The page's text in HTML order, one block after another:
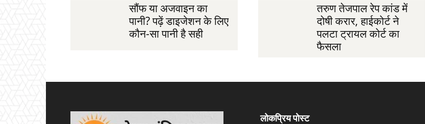
सौंफ या अजवाइन का
पानी? पढ़ें डाइजेशन के लिए
कौन-सा पानी है सही
तरुण तेजपाल रेप कांड में
दोषी करार, हाईकोर्ट ने
पलटा ट्रायल कोर्ट का
फैसला
लोकप्रिय पोस्ट